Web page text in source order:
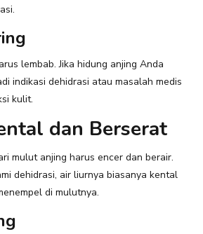
lembab. Jika hidung anjing Anda
indikasi dehidrasi atau masalah medis
kulit.
dan Berserat
mulut anjing harus encer dan berair.
dehidrasi, air liurnya biasanya kental
di mulutnya.